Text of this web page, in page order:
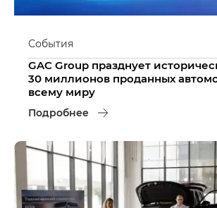
События
GAC Group празднует
30 миллионов проданных
всему миру
Подробнее